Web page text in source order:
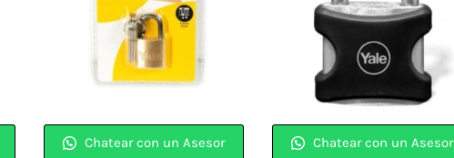
Chatear con un Asesor Chatear con un Asesor